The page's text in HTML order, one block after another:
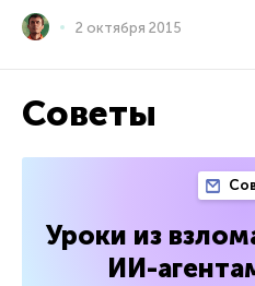
2 октября 2015
Советы
Уроки из
ИИ-